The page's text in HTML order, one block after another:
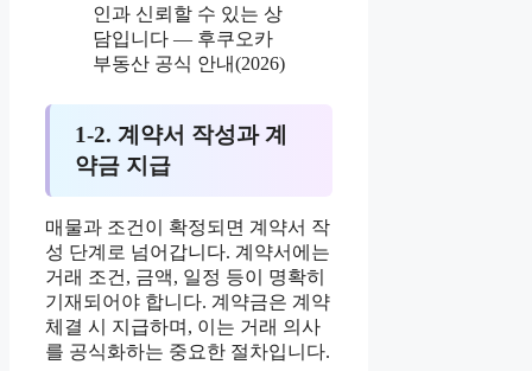
인과 신뢰할 수 있는 상
담입니다 — 후쿠오카
부동산 공식 안내(2026)
1-2. 계약서 작성과 계
약금 지급
매물과 조건이 확정되면 계약서 작
성 단계로 넘어갑니다. 계약서에는
거래 조건, 금액, 일정 등이 명확히
기재되어야 합니다. 계약금은 계약
체결 시 지급하며, 이는 거래 의사
를 공식화하는 중요한 절차입니다.